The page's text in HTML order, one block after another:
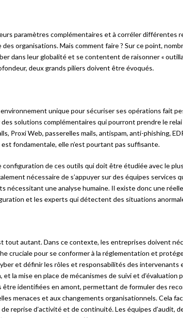
paramètres complémentaires et à corréler différentes
organisations. Mais comment faire ? Sur ce point,
dans leur globalité et se contentent de raisonner «
deux grands piliers doivent être évoqués.
unique pour sécuriser ses opérations fait
solutions complémentaires qui pourront prendre le relai
Proxi Web, passerelles mails, antispam, anti-phishing,
fondamentale, elle n’est pourtant pas suffisante.
de ces outils qui doit être étudiée avec le
nécessaire de s’appuyer sur des équipes services
nécessitant une analyse humaine. Il existe donc une réelle
et les experts qui détectent des situations
tout autant. Dans ce contexte, les entreprises doivent
cruciale pour se conformer à la réglementation et
et définir les rôles et responsabilités des intervenants
la mise en place de mécanismes de suivi et d’évaluation
identifiées en amont, permettant de formuler des
menaces et aux changements organisationnels. Cela
reprise d’activité et de continuité. Les équipes d’audit,